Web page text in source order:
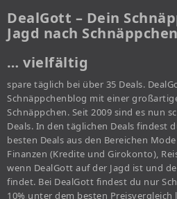
DealGott – Dein
Jagd nach
… vielfältig
spare täglich bei über 35 Deals.
Schnäppchenblog mit einer
Schnäppchen. Seit 2009 sind es nun
Deals. In den täglichen Deals findest
besten Deals aus den Bereichen
Finanzen (Kredite und Girokonto),
wenn DealGott auf der Jagd ist und
findet. Bei DealGott findest du nur
10% unter dem besten